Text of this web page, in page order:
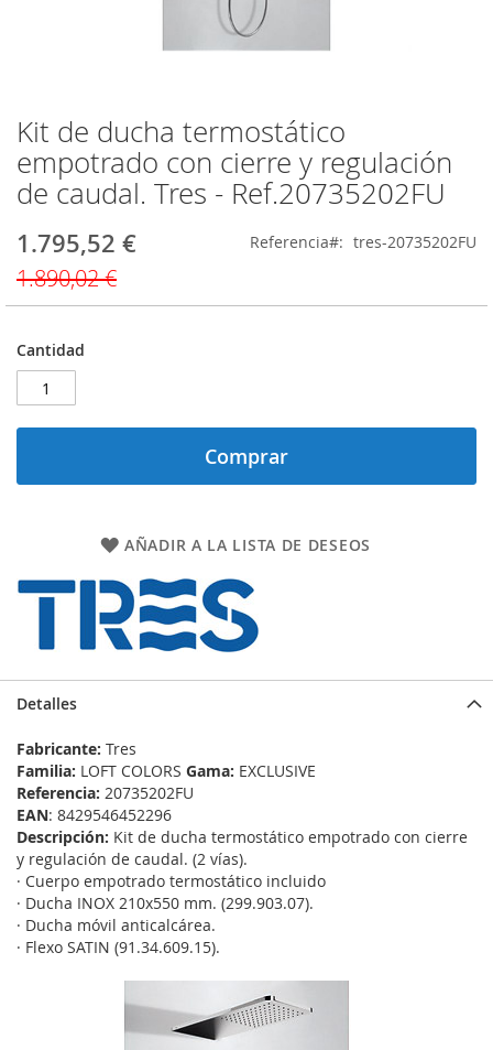
Kit de ducha termostático
empotrado con cierre y regulación
de caudal. Tres - Ref.20735202FU
Precio
1.795,52 €
1.890,02 €
Referencia tres-20735202FU
Cantidad
Comprar
AÑADIR A LA LISTA DE DESEOS
Saltar
al
comienzo
de
galería
de
imágenes
Detalles
Fabricante: Tres
Familia: LOFT COLORS Gama: EXCLUSIVE
Referencia: 20735202FU
EAN: 8429546452296
Descripción: Kit de ducha termostático empotrado con cierre
y regulación de caudal. (2 vías).
· Cuerpo empotrado termostático incluido
· Ducha INOX 210x550 mm. (299.903.07).
· Ducha móvil anticalcárea.
· Flexo SATIN (91.34.609.15).